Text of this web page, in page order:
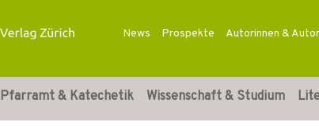
News Prospekte Autorinnen &
Pfarramt & Katechetik Wissenschaft & Studium